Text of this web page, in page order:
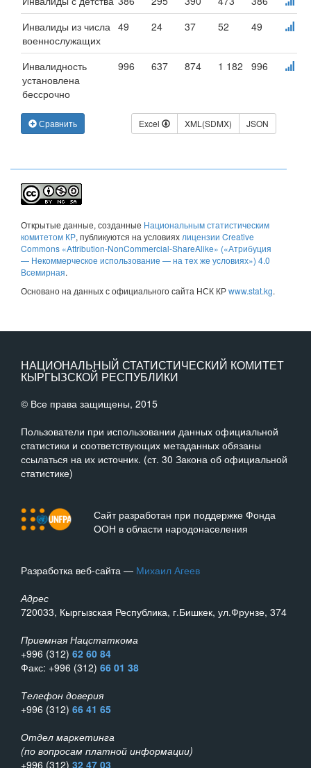
Инвалиды из числа
военнослужащих
49 24 37 52 49
Инвалидность
установлена
бессрочно
996 637 874 1 182 996
Сравнить Excel XML(SDMX) JSON
Открытые данные, созданные Национальным статистическим
комитетом КР, публикуются на условиях лицензии Creative
Commons «Attribution-NonCommercial-ShareAlike» («Атрибуция
— Некоммерческое использование — на тех же условиях») 4.0
Всемирная.
Основано на данных с официального сайта НСК КРwww.stat.kg.
НАЦИОНАЛЬНЫЙ СТАТИСТИЧЕСКИЙ КОМИТЕТ
КЫРГЫЗСКОЙ РЕСПУБЛИКИ
© Все права защищены, 2015
Пользователи при использовании данных официальной
статистики и соответствующих метаданных обязаны
ссылаться на их источник. (ст. 30 Закона об официальной
статистике)
Сайт разработан при поддержке Фонда
ООН в области народонаселения
Разработка веб-сайта — Михаил Агеев
Адрес
720033, Кыргызская Республика, г.Бишкек, ул.Фрунзе, 374
Приемная Нацстаткома
+996 (312) 62 60 84
Факс: +996 (312) 66 01 38
Телефон доверия
+996 (312) 66 41 65
Отдел маркетинга
(по вопросам платной информации)
+996 (312) 32 47 03